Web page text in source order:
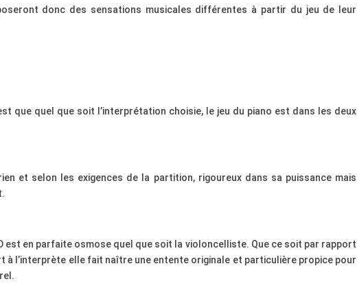
donc des sensations musicales différentes à partir du jeu de leur
que quel que soit l’interprétation choisie, le jeu du piano est dans les deux
et selon les exigences de la partition, rigoureux dans sa puissance mais
est en parfaite osmose quel que soit la violoncelliste. Que ce soit par rapport
à l’interprète elle fait naître une entente originale et particulière propice pour